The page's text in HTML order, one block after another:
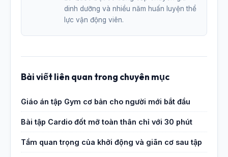
dinh dưỡng và nhiều năm huấn luyện thể
lực vận động viên.
Bài viết liên quan trong chuyên mục
Giáo án tập Gym cơ bản cho người mới bắt đầu
Bài tập Cardio đốt mỡ toàn thân chỉ với 30 phút
Tầm quan trọng của khởi động và giãn cơ sau tập